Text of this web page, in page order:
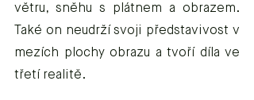
větru, sněhu s plátnem a obrazem.
Také on neudrží svoji představivost v
mezích plochy obrazu a tvoří díla ve
třetí realitě.